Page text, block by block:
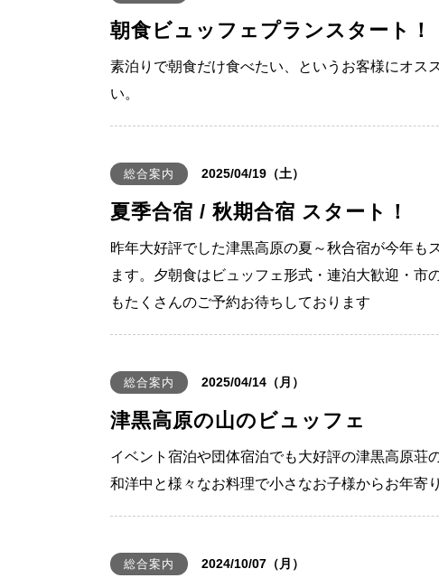
朝食ビュッフェプランスタート！
素泊りで朝食だけ食べたい、というお客様にオス
い。
総合案内 2025/04/19（土）
夏季合宿 / 秋期合宿 スタート！
昨年大好評でした津黒高原の夏～秋合宿が今年も
ます。夕朝食はビュッフェ形式・連泊大歓迎・
もたくさんのご予約お待ちしております
総合案内 2025/04/14（月）
津黒高原の山のビュッフェ
イベント宿泊や団体宿泊でも大好評の津黒高原荘
和洋中と様々なお料理で小さなお子様からお年寄
総合案内 2024/10/07（月）